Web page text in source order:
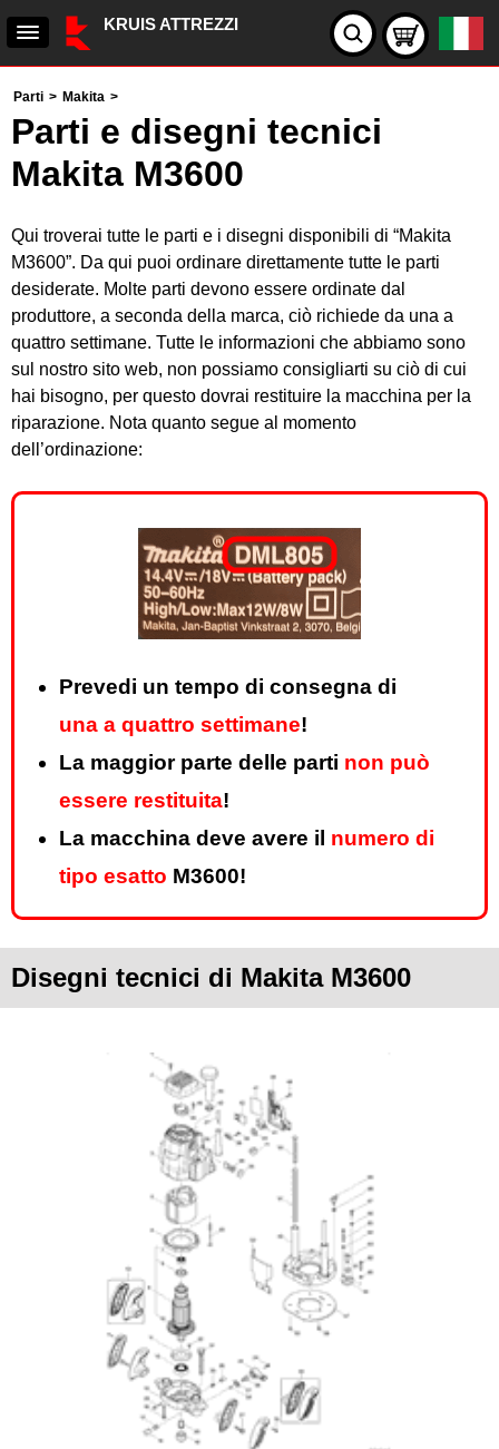
KRUIS ATTREZZI
Parti > Makita >
Parti e disegni tecnici
Makita M3600
Qui troverai tutte le parti e i disegni disponibili di “Makita
M3600”. Da qui puoi ordinare direttamente tutte le parti
desiderate. Molte parti devono essere ordinate dal
produttore, a seconda della marca, ciò richiede da una a
quattro settimane. Tutte le informazioni che abbiamo sono
sul nostro sito web, non possiamo consigliarti su ciò di cui
hai bisogno, per questo dovrai restituire la macchina per la
riparazione. Nota quanto segue al momento
dell’ordinazione:
Prevedi un tempo di consegna di
una a quattro settimane!
La maggior parte delle parti non può
essere restituita!
La macchina deve avere il numero di
tipo esatto M3600!
Disegni tecnici di Makita M3600